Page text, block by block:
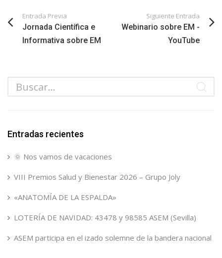
Entrada Previa
Jornada Científica e
Informativa sobre EM
Siguiente Entrada
Webinario sobre EM -
YouTube
Entradas recientes
🌞 Nos vamos de vacaciones
VIII Premios Salud y Bienestar 2026 – Grupo Joly
«ANATOMÍA DE LA ESPALDA»
LOTERÍA DE NAVIDAD: 43478 y 98585 ASEM (Sevilla)
ASEM participa en el izado solemne de la bandera nacional